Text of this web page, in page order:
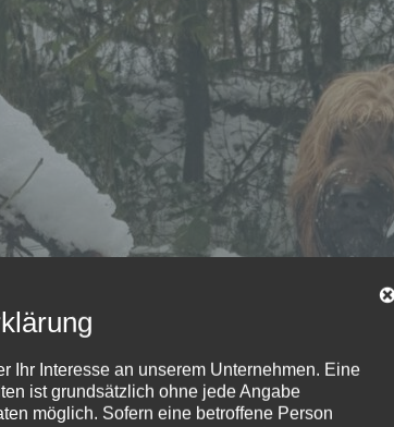
Ihr Interesse an unserem Unternehmen. Eine
ist grundsätzlich ohne jede Angabe
möglich. Sofern eine betroffene Person